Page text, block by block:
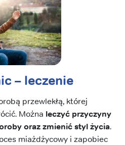
– leczenie
przewlekłą, której
Można leczyć przyczyny
oraz zmienić styl życia.
miażdżycowy i zapobiec